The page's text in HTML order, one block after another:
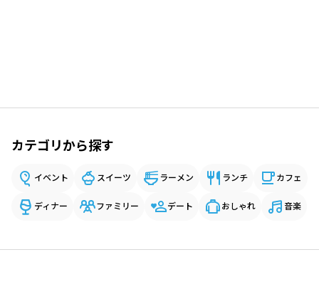
カテゴリから探す
イベント スイーツ ラーメン ランチ カフェ
ディナー ファミリー デート おしゃれ 音楽